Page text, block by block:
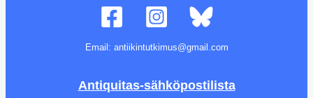
Email: antiikintutkimus@gmail.com
Antiquitas-sähköpostilista